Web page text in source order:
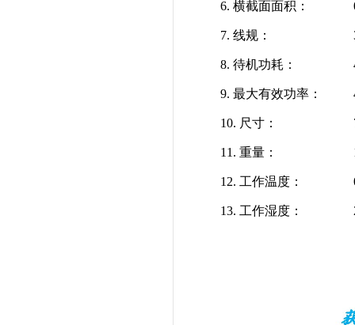
6. 横截面面积：
7. 线规：
8. 待机功耗：
9. 最大有效功率：
10. 尺寸：
11. 重量：
12. 工作温度：
13. 工作湿度：